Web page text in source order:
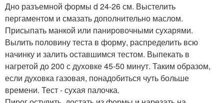
Дно разъемной формы d 24-26 см. Выстелить
пергаментом и смазать дополнительно маслом.
Присыпать манкой или панировочными сухарями.
Вылить половину теста в форму, распределить всю
начинку и залить оставшимся тестом. Выпекать в
нагретой до 200 с духовке 45-50 минут. Таким образом,
если духовка газовая, понадобиться чуть больше
времени. Тест - сухая палочка.